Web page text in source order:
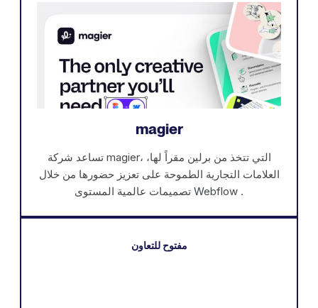
magier
تساعد شركة magier، التي تتخذ من برلين مقراً لها،
العلامات التجارية الطموحة على تعزيز حضورها من خلال
تصميمات عالمية المستوى Webflow .
مفتوح للتعاون